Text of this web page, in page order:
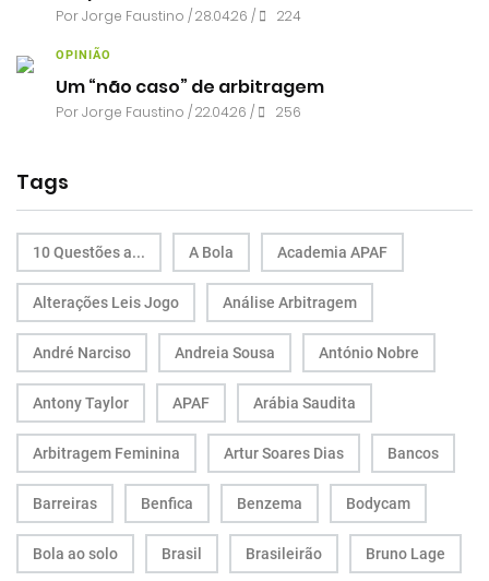
PorJorge Faustino / 28.04.26 / 224
OPINIÃO
Um “não caso” de arbitragem
PorJorge Faustino / 22.04.26 / 256
Tags
10 Questões a... A Bola Academia APAF
Alterações Leis Jogo Análise Arbitragem
André Narciso Andreia Sousa António Nobre
Antony Taylor APAF Arábia Saudita
Arbitragem Feminina Artur Soares Dias Bancos
Barreiras Benfica Benzema Bodycam
Bola ao solo Brasil Brasileirão Bruno Lage